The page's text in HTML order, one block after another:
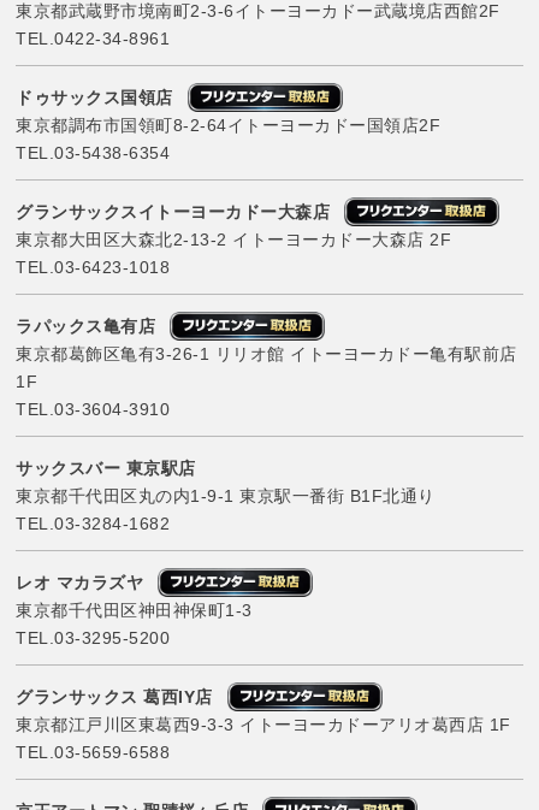
東京都武蔵野市境南町2-3-6イトーヨーカドー武蔵境店西館2F
TEL.0422-34-8961
ドゥサックス国領店
東京都調布市国領町8-2-64イトーヨーカドー国領店2F
TEL.03-5438-6354
グランサックスイトーヨーカドー大森店
東京都大田区大森北2-13-2 イトーヨーカドー大森店 2F
TEL.03-6423-1018
ラパックス亀有店
東京都葛飾区亀有3-26-1 リリオ館 イトーヨーカドー亀有駅前店
1F
TEL.03-3604-3910
サックスバー 東京駅店
東京都千代田区丸の内1-9-1 東京駅一番街 B1F北通り
TEL.03-3284-1682
レオ マカラズヤ
東京都千代田区神田神保町1-3
TEL.03-3295-5200
グランサックス 葛西IY店
東京都江戸川区東葛西9-3-3 イトーヨーカドーアリオ葛西店 1F
TEL.03-5659-6588